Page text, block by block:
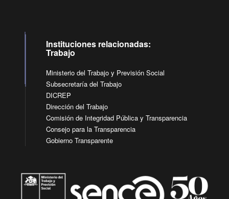
Instituciones relacionadas:
Trabajo
Ministerio del Trabajo y Previsión Social
Subsecretaría del Trabajo
DICREP
Dirección del Trabajo
Comisión de Integridad Pública y Transparencia
Consejo para la Transparencia
Gobierno Transparente